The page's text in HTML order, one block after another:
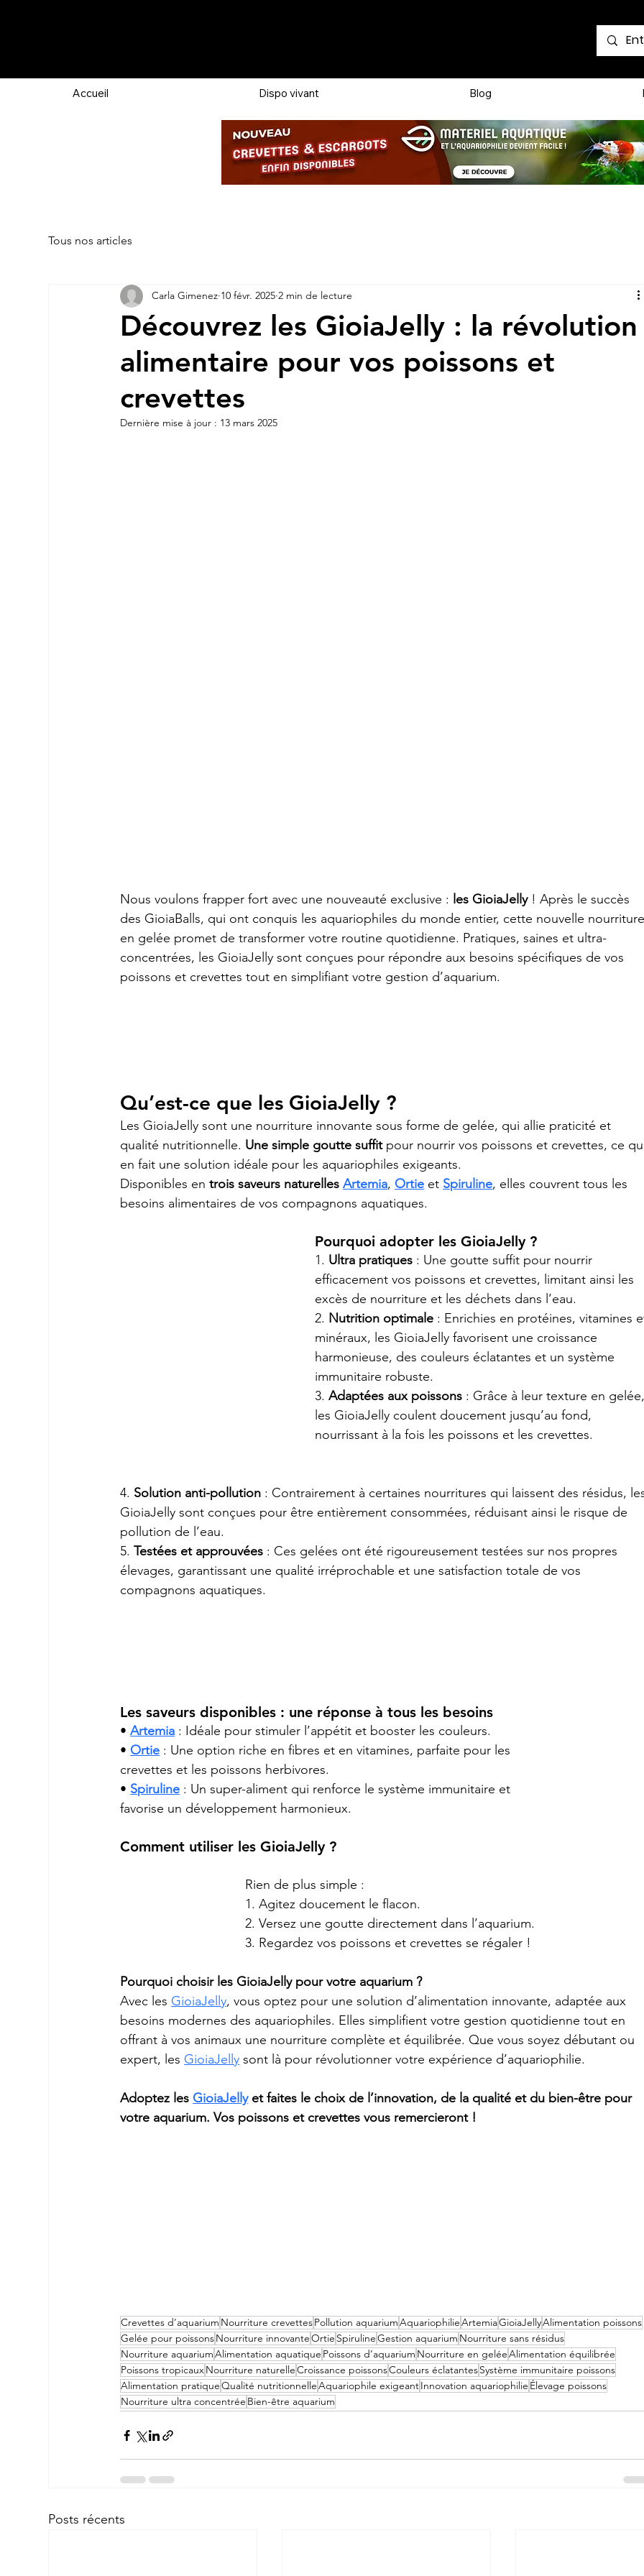
Accueil Dispo vivant Blog
Tous nos articles
Découvrez les GioiaJelly : la révolution
alimentaire pour vos poissons et
crevettes
Carla Gimenez 10 févr. 2025 2 min de lecture
Dernière mise à jour : 13 mars 2025
Nous voulons frapper fort avec une nouveauté exclusive : les GioiaJelly ! Après le succès
des GioiaBalls, qui ont conquis les aquariophiles du monde entier, cette nouvelle
en gelée promet de transformer votre routine quotidienne. Pratiques, saines et ultra-
concentrées, les GioiaJelly sont conçues pour répondre aux besoins spécifiques de vos
poissons et crevettes tout en simplifiant votre gestion d’aquarium.
Qu’est-ce que les GioiaJelly ?
Les GioiaJelly sont une nourriture innovante sous forme de gelée, qui allie praticité et
qualité nutritionnelle. Une simple goutte suffit pour nourrir vos poissons et crevettes, ce
en fait une solution idéale pour les aquariophiles exigeants.
Disponibles en trois saveurs naturelles Artemia, Ortie et Spiruline, elles couvrent tous les
besoins alimentaires de vos compagnons aquatiques.
Pourquoi adopter les GioiaJelly ?
1. Ultra pratiques : Une goutte suffit pour nourrir
efficacement vos poissons et crevettes, limitant ainsi les
excès de nourriture et les déchets dans l’eau.
2. Nutrition optimale : Enrichies en protéines, vitamines
minéraux, les GioiaJelly favorisent une croissance
harmonieuse, des couleurs éclatantes et un système
immunitaire robuste.
3. Adaptées aux poissons : Grâce à leur texture en
les GioiaJelly coulent doucement jusqu’au fond,
nourrissant à la fois les poissons et les crevettes.
4. Solution anti-pollution : Contrairement à certaines nourritures qui laissent des résidus,
GioiaJelly sont conçues pour être entièrement consommées, réduisant ainsi le risque de
pollution de l’eau.
5. Testées et approuvées : Ces gelées ont été rigoureusement testées sur nos propres
élevages, garantissant une qualité irréprochable et une satisfaction totale de vos
compagnons aquatiques.
Les saveurs disponibles : une réponse à tous les besoins
• Artemia : Idéale pour stimuler l’appétit et booster les couleurs.
• Ortie : Une option riche en fibres et en vitamines, parfaite pour les
crevettes et les poissons herbivores.
• Spiruline : Un super-aliment qui renforce le système immunitaire et
favorise un développement harmonieux.
Comment utiliser les GioiaJelly ?
Rien de plus simple :
1. Agitez doucement le flacon.
2. Versez une goutte directement dans l’aquarium.
3. Regardez vos poissons et crevettes se régaler !
Pourquoi choisir les GioiaJelly pour votre aquarium ?
Avec les GioiaJelly, vous optez pour une solution d’alimentation innovante, adaptée aux
besoins modernes des aquariophiles. Elles simplifient votre gestion quotidienne tout en
offrant à vos animaux une nourriture complète et équilibrée. Que vous soyez débutant ou
expert, les GioiaJelly sont là pour révolutionner votre expérience d’aquariophilie.
Adoptez les GioiaJelly et faites le choix de l’innovation, de la qualité et du bien-être pour
votre aquarium. Vos poissons et crevettes vous remercieront !
Crevettes d’aquarium Nourriture crevettesPollution aquariumAquariophilieArtemiaGioiaJellyAlimentation poissons
Gelée pour poissonsNourriture innovanteOrtie SpirulineGestion aquarium Nourriture sans résidus
Nourriture aquariumAlimentation aquatique Poissons d’aquarium Nourriture en geléeAlimentation équilibrée
Poissons tropicauxNourriture naturelleCroissance poissonsCouleurs éclatantesSystème immunitaire poissons
Alimentation pratiqueQualité nutritionnelleAquariophile exigeantInnovation aquariophilie Élevage poissons
Nourriture ultra concentrée Bien-être aquarium
Posts récents